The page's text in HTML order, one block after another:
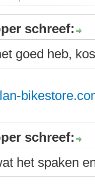
schreef:
goed heb,
schreef:
het spaken